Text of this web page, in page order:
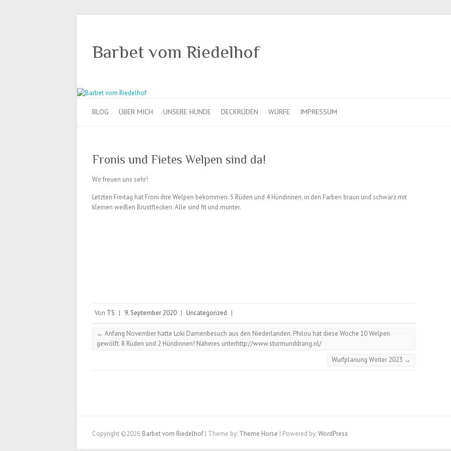
Barbet vom Riedelhof
BLOG ÜBER MICH UNSERE HUNDE DECKRÜDEN WÜRFE IMPRESSUM
Fronis und Fietes Welpen sind da!
Wir freuen uns sehr!
Letzten Freitag hat Froni ihre Welpen bekommen. 5 Rüden und 4 Hündinnen, in den Farben braun und schwarz mit
kleinen weißen Brustflecken. Alle sind fit und munter.
Von TS | 9. September 2020 | Uncategorized |
← Anfang November hatte Loki Damenbesuch aus den Niederlanden. Philou hat diese Woche 10 Welpen
gewölft. 8 Rüden und 2 Hündinnen! Näheres unterhttp://www.sturmunddrang.nl/
Wurfplanung Winter 2023 →
Copyright ©2026 Barbet vom Riedelhof | Theme by: Theme Horse | Powered by:WordPress